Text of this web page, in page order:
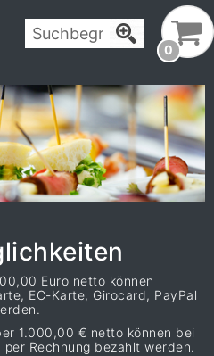
0
Euro netto können
EC-Karte, Girocard, PayPal
1.000,00 € netto können bei
Rechnung bezahlt werden.